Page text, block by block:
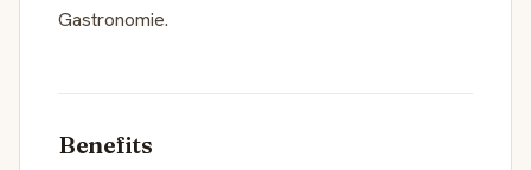
Gastronomie.
Benefits